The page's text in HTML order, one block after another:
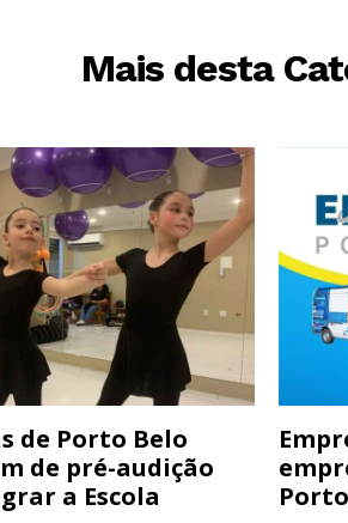
Mais desta
de Porto Belo
de pré-audição
a Escola